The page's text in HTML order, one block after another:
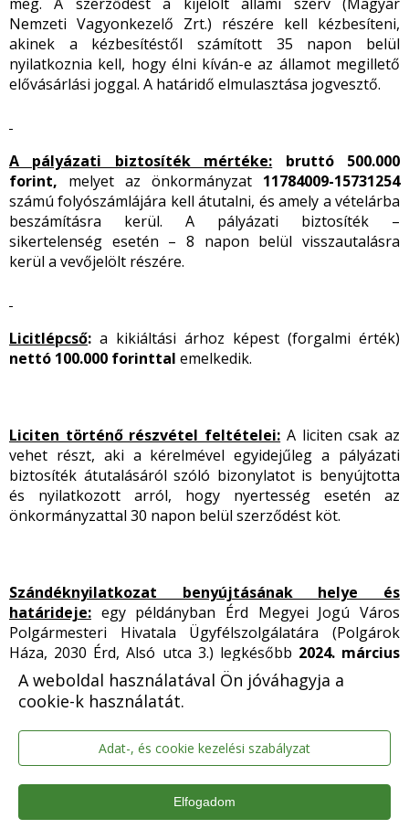
A weboldal használatával Ön jóváhagyja a
cookie-k használatát.
Adat-, és cookie kezelési szabályzat
Elfogadom
Nemzeti Vagyonkezelő Zrt.) részére kell kézbesíteni,
akinek a kézbesítéstől számított 35 napon belül
nyilatkoznia kell, hogy élni kíván-e az államot megillető
elővásárlási joggal. A határidő elmulasztása jogvesztő.
A pályázati biztosíték mértéke:
bruttó 500.000
forint, melyet az önkormányzat 11784009-15731254
számú folyószámlájára kell átutalni, és amely a vételárba
beszámításra kerül. A pályázati biztosíték –
sikertelenség esetén – 8 napon belül visszautalásra
kerül a vevőjelölt részére.
Licitlépcső: a kikiáltási árhoz képest (forgalmi érték)
nettó 100.000 forinttal emelkedik.
Liciten történő részvétel feltételei: A liciten csak az
vehet részt, aki a kérelmével egyidejűleg a pályázati
biztosíték átutalásáról szóló bizonylatot is benyújtotta
és nyilatkozott arról, hogy nyertesség esetén az
önkormányzattal 30 napon belül szerződést köt.
Szándéknyilatkozat benyújtásának helye és
határideje: egy példányban Érd Megyei Jogú Város
Polgármesteri Hivatala Ügyfélszolgálatára (Polgárok
Háza, 2030 Érd, Alsó utca 3.) legkésőbb 2024. március
26. (kedd) 16 óra 30 percig.Egy pályázó több ingatlanra
is benyújthat szándéknyilatkozatot.
A szándéknyilatkozat tartalmára vonatkozó előírás:
A szándéknyilatkozatban meg kell jelölni a pályázó
nevét, lakóhelyét (székhelyét), telefonszámát, e-mail